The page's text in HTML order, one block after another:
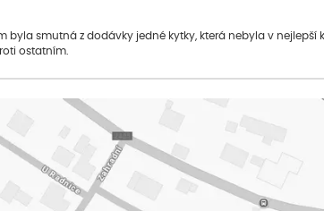
byla smutná z dodávky jedné kytky, která nebyla v nejlepší
ostatním.